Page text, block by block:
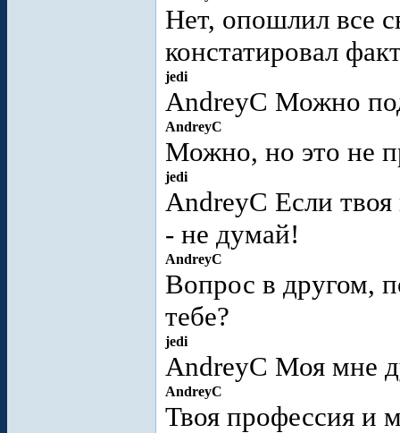
Нет, опошлил все
констатировал
jedi
AndreyC Можно
AndreyC
Можно, но это не
jedi
AndreyC Если твоя
- не думай!
AndreyC
Вопрос в другом,
тебе?
jedi
AndreyC Моя мне
AndreyC
Твоя профессия и